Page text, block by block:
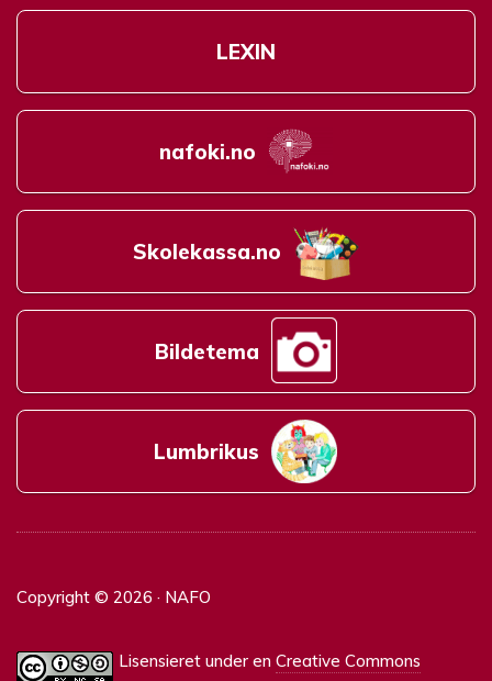
LEXIN
nafoki.no
Skolekassa.no
Bildetema
Lumbrikus
Copyright © 2026 · NAFO
Lisensieret under en Creative Commons